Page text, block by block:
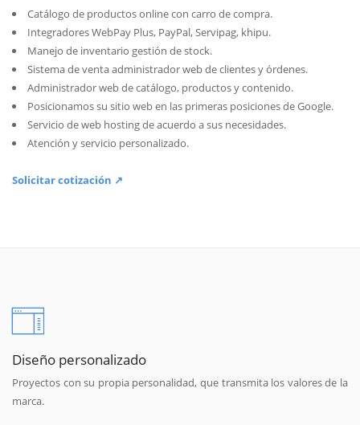
Catálogo de productos online con carro de compra.
Integradores WebPay Plus, PayPal, Servipag, khipu.
Manejo de inventario gestión de stock.
Sistema de venta administrador web de clientes y órdenes.
Administrador web de catálogo, productos y contenido.
Posicionamos su sitio web en las primeras posiciones de Google.
Servicio de web hosting de acuerdo a sus necesidades.
Atención y servicio personalizado.
Solicitar cotización ↗
Diseño personalizado
Proyectos con su propia personalidad, que transmita los valores de la
marca.